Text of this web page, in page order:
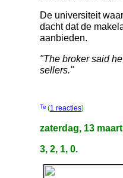
De universiteit
dacht dat de
aanbieden.
"The broker said
sellers."
(1 reacties)
zaterdag, 13
3, 2, 1, 0.